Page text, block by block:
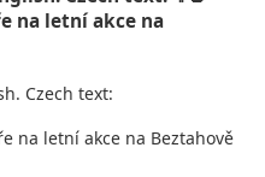
na letní akce na
Czech text:
na letní akce na Beztahově